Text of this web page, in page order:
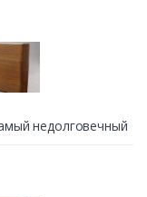
недолговечный